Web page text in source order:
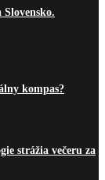
Slovensko.
kompas?
strážia večeru za